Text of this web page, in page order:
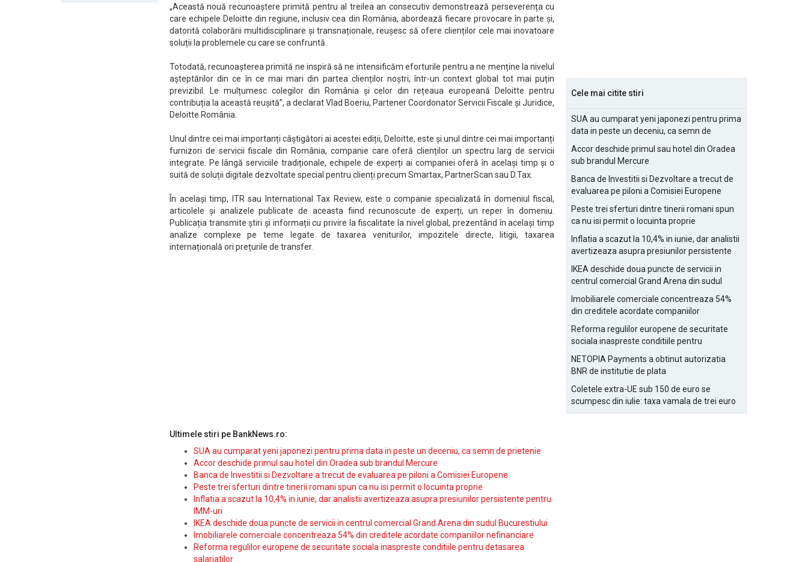
„Această nouă recunoaștere primită pentru al treilea an consecutiv demonstrează perseverența cu
care echipele Deloitte din regiune, inclusiv cea din România, abordează fiecare provocare în parte și,
datorită colaborării multidisciplinare și transnaționale, reușesc să ofere clienților cele mai inovatoare
soluții la problemele cu care se confruntă.
Totodată, recunoașterea primită ne inspiră să ne intensificăm eforturile pentru a ne menține la nivelul
așteptărilor din ce în ce mai mari din partea clienților noștri, într-un context global tot mai puțin
previzibil. Le mulțumesc colegilor din România și celor din rețeaua europeană Deloitte pentru
contribuția la această reușită”, a declarat Vlad Boeriu, Partener Coordonator Servicii Fiscale și Juridice,
Deloitte România.
Unul dintre cei mai importanți câștigători ai acestei ediții, Deloitte, este și unul dintre cei mai importanți
furnizori de servicii fiscale din România, companie care oferă clienților un spectru larg de servicii
integrate. Pe lângă serviciile tradiționale, echipele de experți ai companiei oferă în același timp și o
suită de soluții digitale dezvoltate special pentru clienți precum Smartax, PartnerScan sau D.Tax.
În același timp, ITR sau International Tax Review, este o companie specializată în domeniul fiscal,
articolele și analizele publicate de aceasta fiind recunoscute de experți, un reper în domeniu.
Publicația transmite știri și informații cu privire la fiscalitate la nivel global, prezentând în același timp
analize complexe pe teme legate de taxarea veniturilor, impozitele directe, litigii, taxarea
internațională ori prețurile de transfer.
Ultimele stiri pe BankNews.ro:
SUA au cumparat yeni japonezi pentru prima data in peste un deceniu, ca semn de prietenie
Accor deschide primul sau hotel din Oradea sub brandul Mercure
Banca de Investitii si Dezvoltare a trecut de evaluarea pe piloni a Comisiei Europene
Peste trei sferturi dintre tinerii romani spun ca nu isi permit o locuinta proprie
Inflatia a scazut la 10,4% in iunie, dar analistii avertizeaza asupra presiunilor persistente pentru
IMM-uri
IKEA deschide doua puncte de servicii in centrul comercial Grand Arena din sudul Bucurestiului
Imobiliarele comerciale concentreaza 54% din creditele acordate companiilor nefinanciare
Reforma regulilor europene de securitate sociala inaspreste conditiile pentru detasarea
salariatilor
Cele mai citite stiri
SUA au cumparat yeni japonezi pentru prima
data in peste un deceniu, ca semn de
Accor deschide primul sau hotel din Oradea
sub brandul Mercure
Banca de Investitii si Dezvoltare a trecut de
evaluarea pe piloni a Comisiei Europene
Peste trei sferturi dintre tinerii romani spun
ca nu isi permit o locuinta proprie
Inflatia a scazut la 10,4% in iunie, dar analistii
avertizeaza asupra presiunilor persistente
IKEA deschide doua puncte de servicii in
centrul comercial Grand Arena din sudul
Imobiliarele comerciale concentreaza 54%
din creditele acordate companiilor
Reforma regulilor europene de securitate
sociala inaspreste conditiile pentru
NETOPIA Payments a obtinut autorizatia
BNR de institutie de plata
Coletele extra-UE sub 150 de euro se
scumpesc din iulie: taxa vamala de trei euro
pe articol, adaugata la taxa logistica